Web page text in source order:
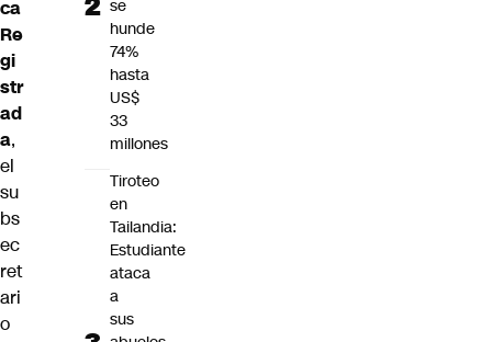
ca
Re
gi
str
ad
a,
el
su
bs
ec
ret
ari
o
se
hunde
74%
hasta
US$
33
millones
Tiroteo
en
Tailandia:
Estudiante
ataca
a
sus